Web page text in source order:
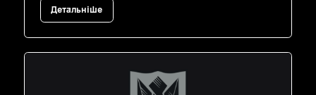
Детальніше